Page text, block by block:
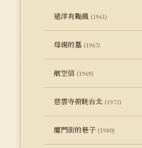
遠洋有颱風 (1961)
母親的墓 (1967)
航空信 (1969)
慈雲寺俯眺台北 (1972)
廈門街的巷子 (1980)